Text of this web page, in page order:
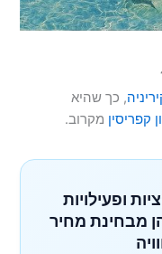
, כך שהיא
קפריסין מקרוב.
ופעילויות
מבחינת מחיר